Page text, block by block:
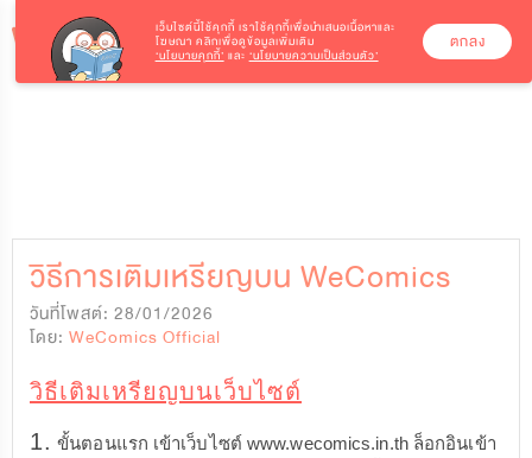
วิธีการเติมเหรียญบน WeComics
วันที่โพสต์: 28/01/2026
โดย: WeComics Official
วิธีเติมเหรียญบนเว็บไซต์
1. ขั้นตอนแรก เข้าเว็บไซต์ www.wecomics.in.th ล็อกอินเข้า
เว็บไซต์นี้ใช้คุกกี้ เราใช้คุกกี้เพื่อนำเสนอเนื้อหาและ
โฆษณา คลิกเพื่อดูข้อมูลเพิ่มเติม
‘นโยบายคุกกี้’ และ ‘นโยบายความเป็นส่วนตัว’
ตกลง